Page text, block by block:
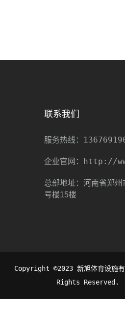
联系我们
服务热线：
企业官网： http://
总部地址：河南省郑
号楼15楼
Copyright ©2023 新旭体育设施
Rights Reserved.